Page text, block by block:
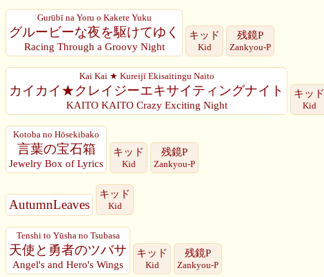
Gurūbī na Yoru o Kakete Yuku
グルービーな夜を駆けてゆく
Racing Through a Groovy Night
キッド
Kid
残鏡P
Zankyou-P
Kai Kai ★ Kureijī Ekisaitingu Naito
カイカイ★クレイジーエキサイティングナイト
KAITO KAITO Crazy Exciting Night
キッド
Kid
Kotoba no Hōsekibako
言葉の宝石箱
Jewelry Box of Lyrics
キッド
Kid
残鏡P
Zankyou-P
AutumnLeaves
キッド
Kid
Tenshi to Yūsha no Tsubasa
天使と勇者のツバサ
Angel's and Hero's Wings
キッド
Kid
残鏡P
Zankyou-P